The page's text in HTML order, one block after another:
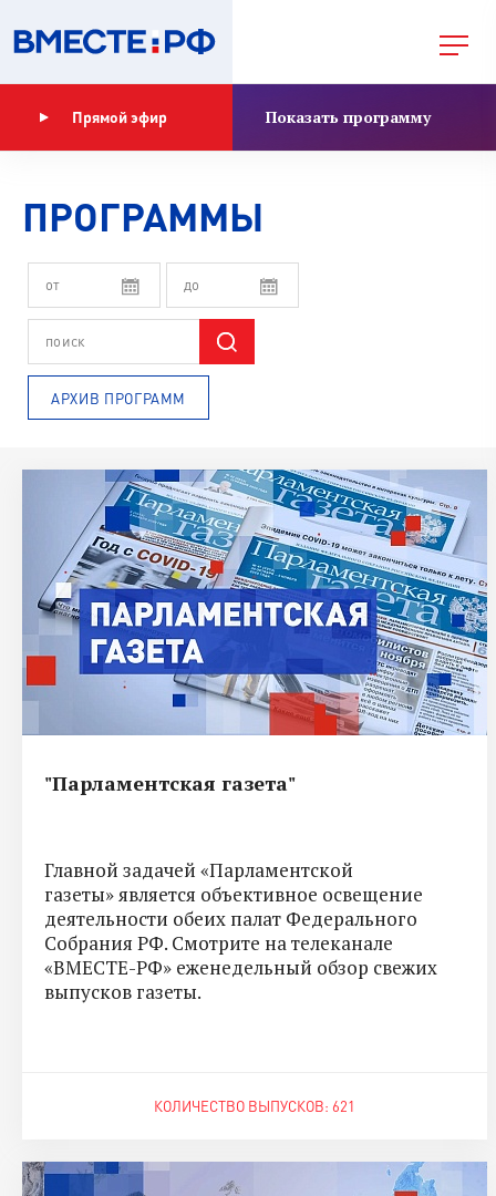
Прямой эфир Показать программу
ПРОГРАММЫ
АРХИВ ПРОГРАММ
"Парламентская газета"
Главной задачей «Парламентской
газеты» является объективное освещение
деятельности обеих палат Федерального
Собрания РФ. Смотрите на телеканале
«ВМЕСТЕ-РФ» еженедельный обзор свежих
выпусков газеты.
КОЛИЧЕСТВО ВЫПУСКОВ: 621